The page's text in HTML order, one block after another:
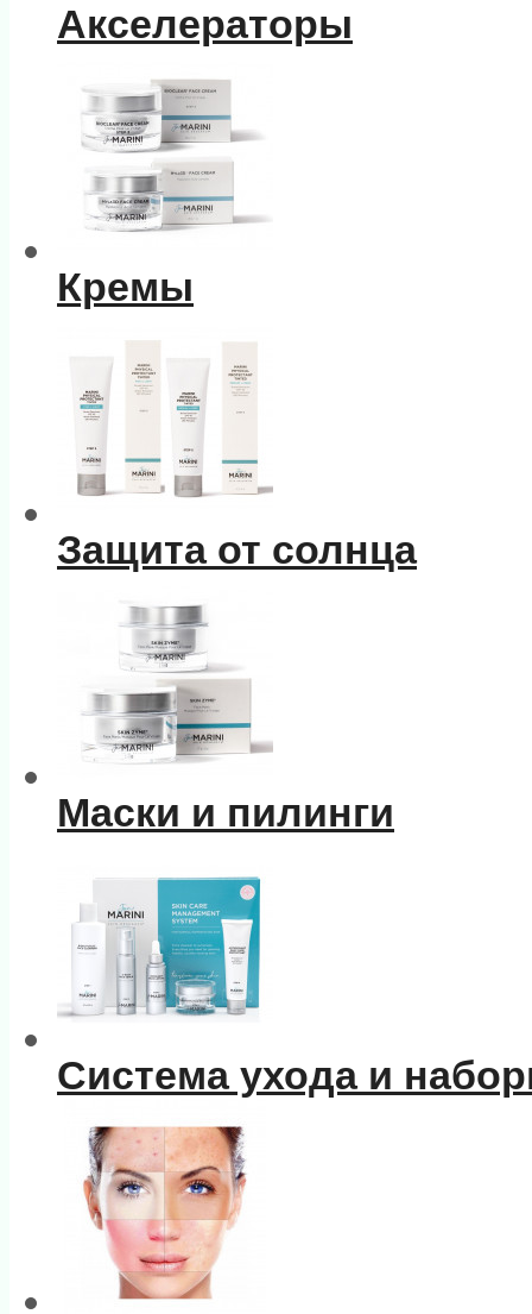
Акселераторы
Кремы
Защита от солнца
Маски и пилинги
Система ухода и